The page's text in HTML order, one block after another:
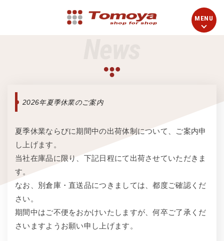
2026年夏季休業のご案内
夏季休業ならびに期間中の出荷体制について、ご案内申
し上げます。
当社在庫品に限り、下記日程にて出荷させていただきま
す。
なお、別倉庫・直送品につきましては、都度ご確認くだ
さい。
期間中はご不便をおかけいたしますが、何卒ご了承くだ
さいますようお願い申し上げます。